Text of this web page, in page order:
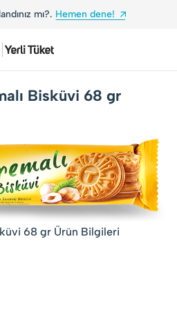
mı?. Hemen dene!
Bisküvi 68 gr
68 gr Ürün Bilgileri